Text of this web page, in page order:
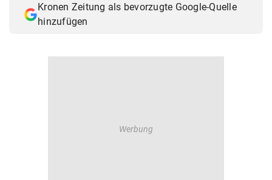
Kronen Zeitung als bevorzugte Google-Quelle
hinzufügen